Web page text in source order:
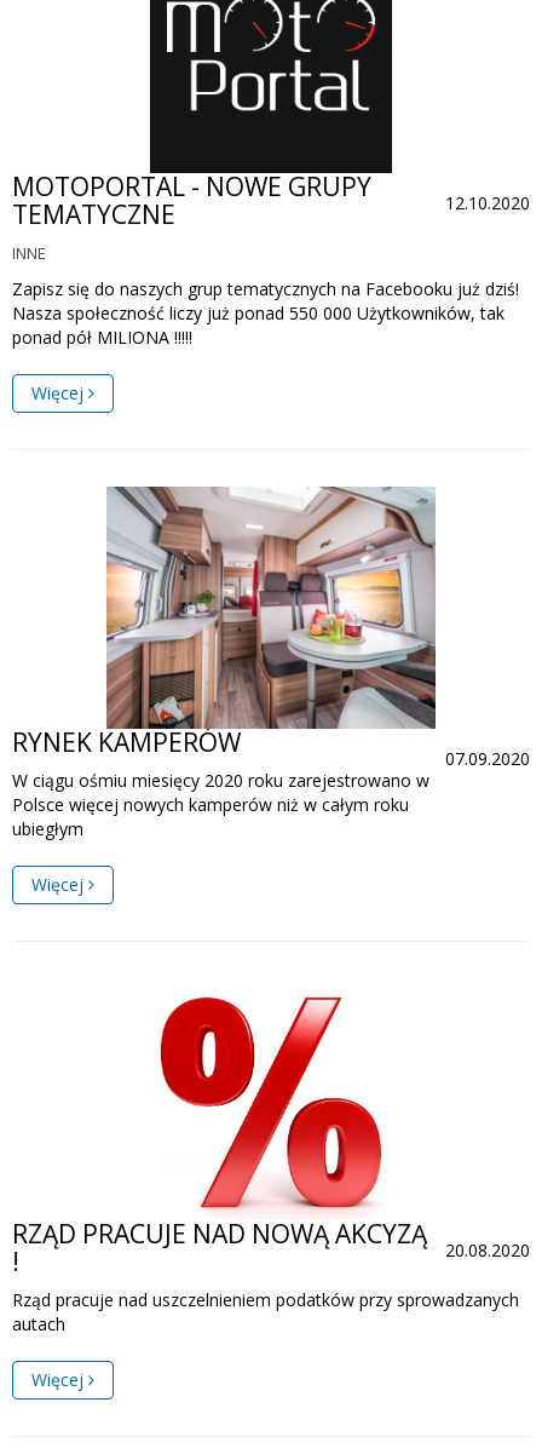
12.10.2020
MOTOPORTAL - NOWE GRUPY
TEMATYCZNE
INNE
Zapisz się do naszych grup tematycznych na Facebooku już dziś!
Nasza społeczność liczy już ponad 550 000 Użytkowników, tak
ponad pół MILIONA !!!!!
Więcej
07.09.2020
RYNEK KAMPERÓW
W ciągu ośmiu miesięcy 2020 roku zarejestrowano w
Polsce więcej nowych kamperów niż w całym roku
ubiegłym
Więcej
20.08.2020
RZĄD PRACUJE NAD NOWĄ AKCYZĄ
!
Rząd pracuje nad uszczelnieniem podatków przy sprowadzanych
autach
Więcej